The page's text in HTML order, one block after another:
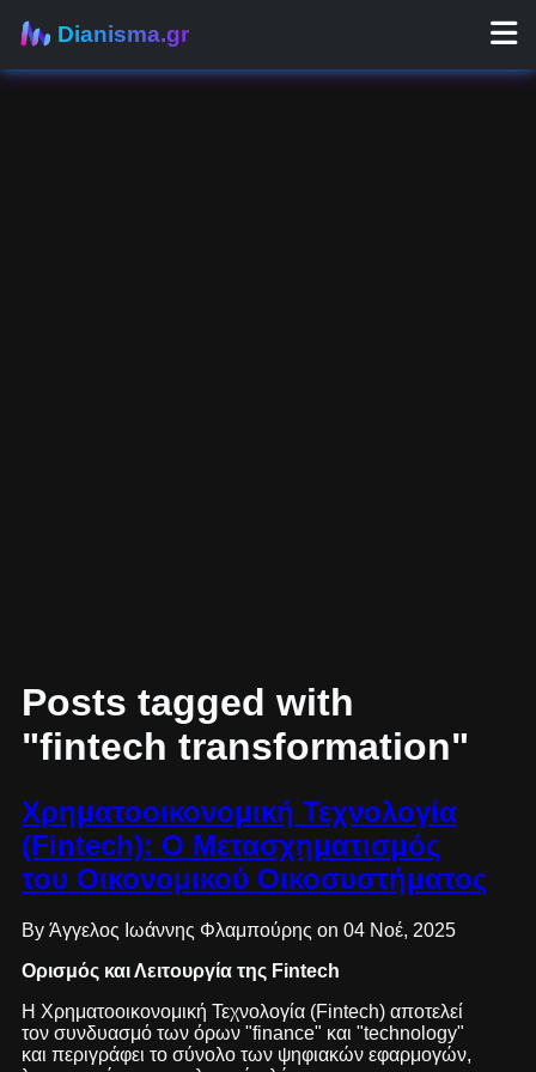
Dianisma.gr
Posts tagged with
"fintech transformation"
Χρηματοοικονομική Τεχνολογία
(Fintech): Ο Μετασχηματισμός
του Οικονομικού Οικοσυστήματος
By Άγγελος Ιωάννης Φλαμπούρης on 04 Νοέ, 2025
Ορισμός και Λειτουργία της Fintech
Η Χρηματοοικονομική Τεχνολογία (Fintech) αποτελεί
τον συνδυασμό των όρων "finance" και "technology"
και περιγράφει το σύνολο των ψηφιακών εφαρμογών,